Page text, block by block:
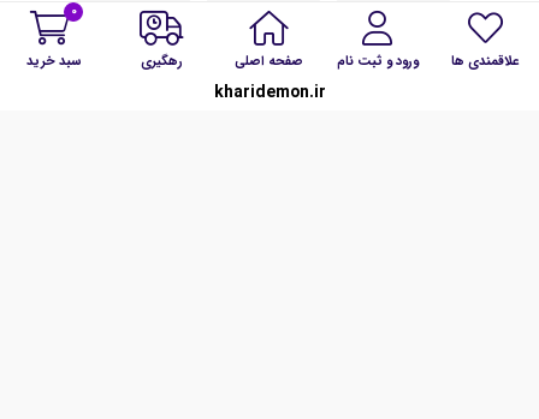
0
سبد خرید رهگیری صفحه اصلی ورود و ثبت نام علاقمندی ها
kharidemon.ir